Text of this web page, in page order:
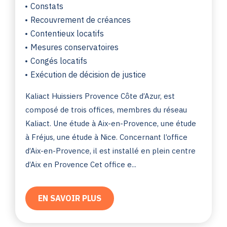
Constats
Recouvrement de créances
Contentieux locatifs
Mesures conservatoires
Congés locatifs
Exécution de décision de justice
Kaliact Huissiers Provence Côte d’Azur, est
composé de trois offices, membres du réseau
Kaliact. Une étude à Aix-en-Provence, une étude
à Fréjus, une étude à Nice. Concernant l’office
d’Aix-en-Provence, il est installé en plein centre
d’Aix en Provence Cet office e...
EN SAVOIR PLUS